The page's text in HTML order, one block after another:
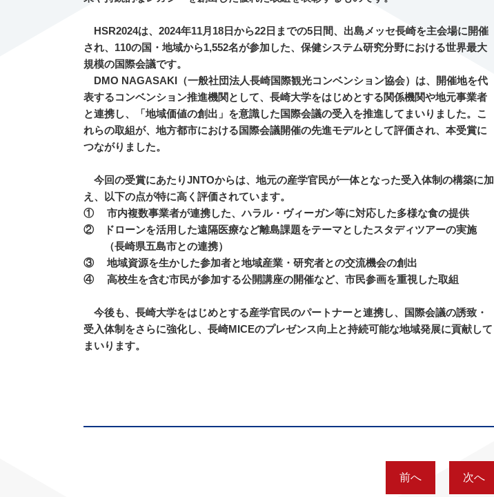
HSR2024は、2024年11月18日から22日までの5日間、出島メッセ長崎を主会場に開催
され、110の国・地域から1,552名が参加した、保健システム研究分野における世界最大
規模の国際会議です。
DMO NAGASAKI（一般社団法人長崎国際観光コンベンション協会）は、開催地を代
表するコンベンション推進機関として、長崎大学をはじめとする関係機関や地元事業者
と連携し、「地域価値の創出」を意識した国際会議の受入を推進してまいりました。こ
れらの取組が、地方都市における国際会議開催の先進モデルとして評価され、本受賞に
つながりました。
今回の受賞にあたりJNTOからは、地元の産学官民が一体となった受入体制の構築に加
え、以下の点が特に高く評価されています。
① 市内複数事業者が連携した、ハラル・ヴィーガン等に対応した多様な食の提供
② ドローンを活用した遠隔医療など離島課題をテーマとしたスタディツアーの実施
（長崎県五島市との連携）
③ 地域資源を生かした参加者と地域産業・研究者との交流機会の創出
④ 高校生を含む市民が参加する公開講座の開催など、市民参画を重視した取組
今後も、長崎大学をはじめとする産学官民のパートナーと連携し、国際会議の誘致・
受入体制をさらに強化し、長崎MICEのプレゼンス向上と持続可能な地域発展に貢献して
まいります。
前へ 次へ